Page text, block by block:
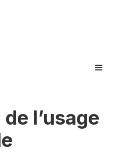
l’usage